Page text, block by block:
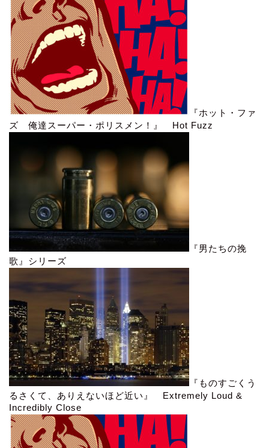
『ホット・ファ
ズ 俺達スーパー・ポリスメン！』 Hot Fuzz
『男たちの挽
歌』シリーズ
『ものすごくう
るさくて、ありえないほど近い』 Extremely Loud &
Incredibly Close